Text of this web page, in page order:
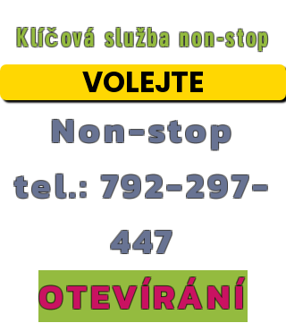
VOLEJTE
Non-stop
tel.: 792-297-
447
OTEVÍRÁNÍ
Klíčová služba non-stop